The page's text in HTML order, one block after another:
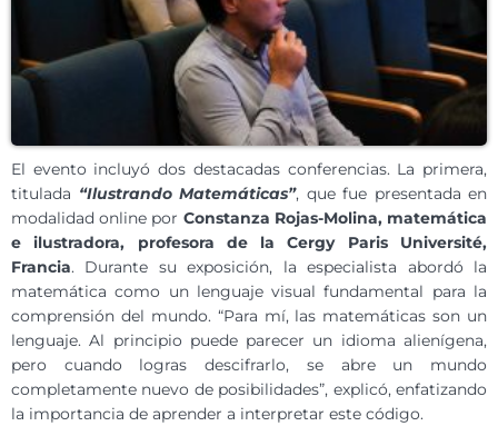
El evento incluyó dos destacadas conferencias. La primera,
titulada “Ilustrando Matemáticas”, que fue presentada en
modalidad online por Constanza Rojas-Molina, matemática
e ilustradora, profesora de la Cergy Paris Université,
Francia. Durante su exposición, la especialista abordó la
matemática como un lenguaje visual fundamental para la
comprensión del mundo. “Para mí, las matemáticas son un
lenguaje. Al principio puede parecer un idioma alienígena,
pero cuando logras descifrarlo, se abre un mundo
completamente nuevo de posibilidades”, explicó, enfatizando
la importancia de aprender a interpretar este código.